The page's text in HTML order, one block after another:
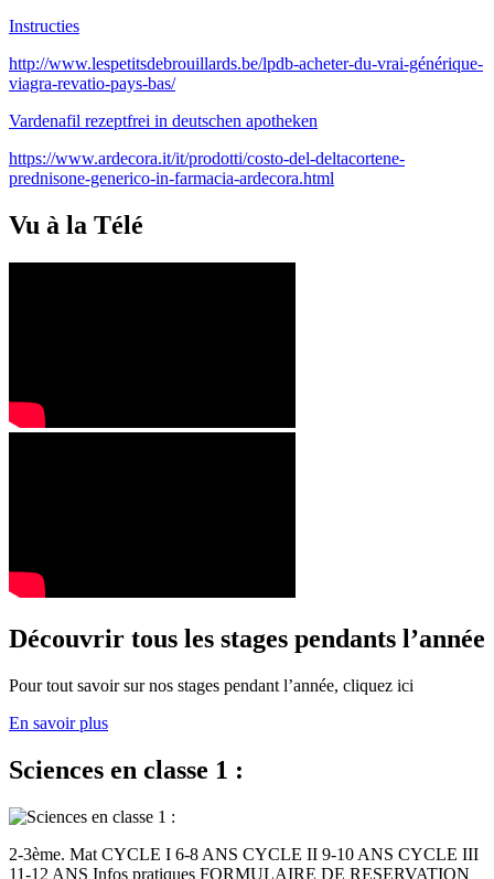
Instructies
http://www.lespetitsdebrouillards.be/lpdb-acheter-du-vrai-générique-
viagra-revatio-pays-bas/
Vardenafil rezeptfrei in deutschen apotheken
https://www.ardecora.it/it/prodotti/costo-del-deltacortene-
prednisone-generico-in-farmacia-ardecora.html
Vu à la Télé
Découvrir tous les stages pendants l’année
Pour tout savoir sur nos stages pendant l’année, cliquez ici
En savoir plus
Sciences en classe 1 :
2-3ème. Mat CYCLE I 6-8 ANS CYCLE II 9-10 ANS CYCLE III
11-12 ANS Infos pratiques FORMULAIRE DE RESERVATION